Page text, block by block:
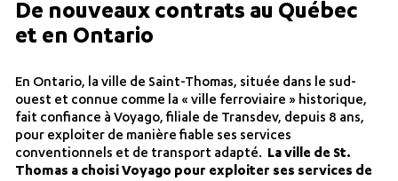
De nouveaux contrats au Québec
et en Ontario
En Ontario, la ville de Saint-Thomas, située dans le sud-
ouest et connue comme la « ville ferroviaire » historique,
fait confiance à Voyago, filiale de Transdev, depuis 8 ans,
pour exploiter de manière fiable ses services
conventionnels et de transport adapté. La ville de St.
Thomas a choisi Voyago pour exploiter ses services de